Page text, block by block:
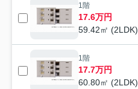
1階
17.6万円
59.42㎡ (2LDK)
1階
17.7万円
60.80㎡ (2LDK)